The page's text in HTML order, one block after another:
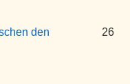
den
26